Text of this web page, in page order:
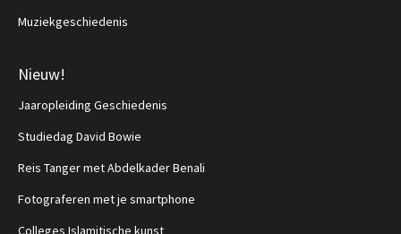
Muziekgeschiedenis
Nieuw!
Jaaropleiding Geschiedenis
Studiedag David Bowie
Reis Tanger met Abdelkader Benali
Fotograferen met je smartphone
Colleges Islamitische kunst